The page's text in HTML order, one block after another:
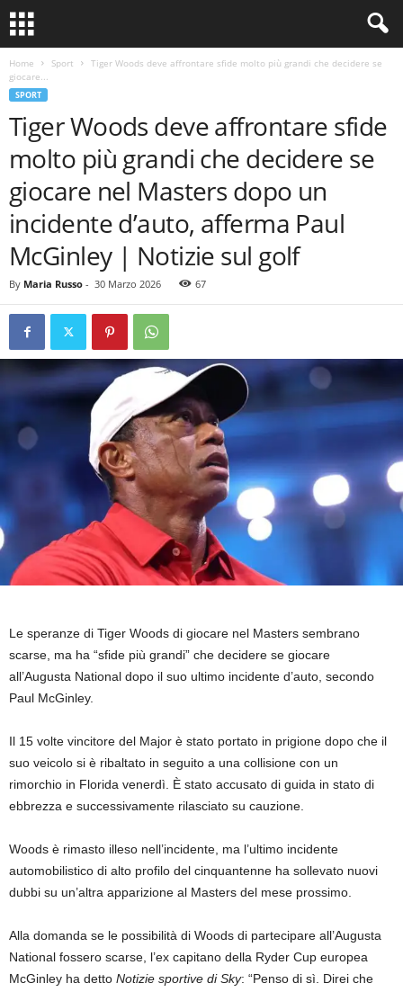
Home Sport
Tiger Woods deve affrontare sfide molto più grandi che decidere se
giocare...
SPORT
Tiger Woods deve affrontare sfide
molto più grandi che decidere se
giocare nel Masters dopo un
incidente d’auto, afferma Paul
McGinley | Notizie sul golf
By Maria Russo - 30 Marzo 2026 67
Le speranze di Tiger Woods di giocare nel Masters sembrano
scarse, ma ha “sfide più grandi” che decidere se giocare
all’Augusta National dopo il suo ultimo incidente d’auto, secondo
Paul McGinley.
Il 15 volte vincitore del Major è stato portato in prigione dopo che il
suo veicolo si è ribaltato in seguito a una collisione con un
rimorchio in Florida venerdì. È stato accusato di guida in stato di
ebbrezza e successivamente rilasciato su cauzione.
Woods è rimasto illeso nell’incidente, ma l’ultimo incidente
automobilistico di alto profilo del cinquantenne ha sollevato nuovi
dubbi su un’altra apparizione al Masters del mese prossimo.
Alla domanda se le possibilità di Woods di partecipare all’Augusta
National fossero scarse, l’ex capitano della Ryder Cup europea
McGinley ha detto Notizie sportive di Sky: “Penso di sì. Direi che